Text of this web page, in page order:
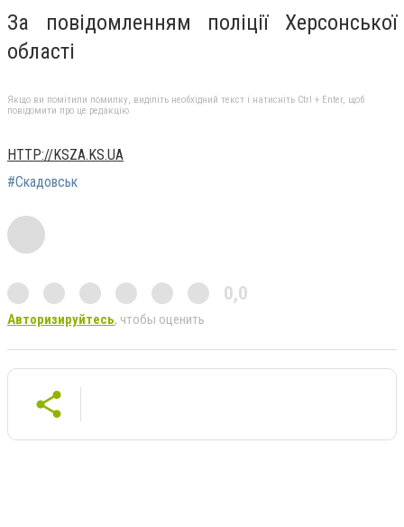
За повідомленням поліції Херсонської
області
Якщо ви помітили помилку, виділіть необхідний текст і натисніть Ctrl + Enter, щоб
повідомити про це редакцію
HTTP://KSZA.KS.UA
#Скадовськ
0,0
Авторизируйтесь, чтобы оценить